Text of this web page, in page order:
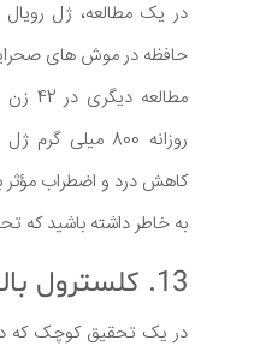
در یک مطالعه، ژل
حافظه در موش های
کاهش درد و اضطراب مؤثر
به خاطر داشته باشید که
13. کلسترول بالا